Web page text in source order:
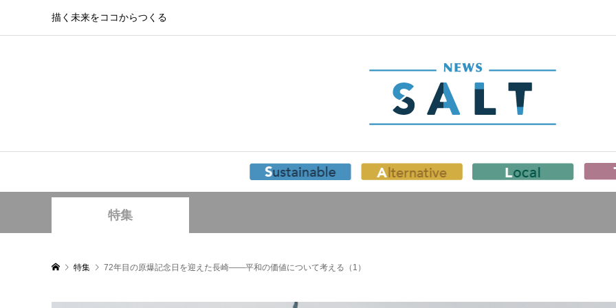
描く未来をココからつくる
特集
特集 72年目の原爆記念日を迎えた長崎――平和の価値について考える（1）